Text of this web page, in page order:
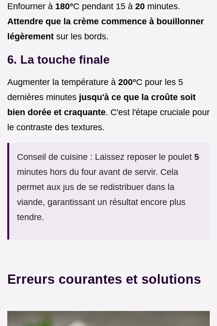
Enfourner à 180°C pendant 15 à 20 minutes.
Attendre que la crème commence à bouillonner
légèrement sur les bords.
6. La touche finale
Augmenter la température à 200°C pour les 5
dernières minutes jusqu'à ce que la croûte soit
bien dorée et craquante. C'est l'étape cruciale pour
le contraste des textures.
Conseil de cuisine : Laissez reposer le poulet 5
minutes hors du four avant de servir. Cela
permet aux jus de se redistribuer dans la
viande, garantissant un résultat encore plus
tendre.
Erreurs courantes et solutions